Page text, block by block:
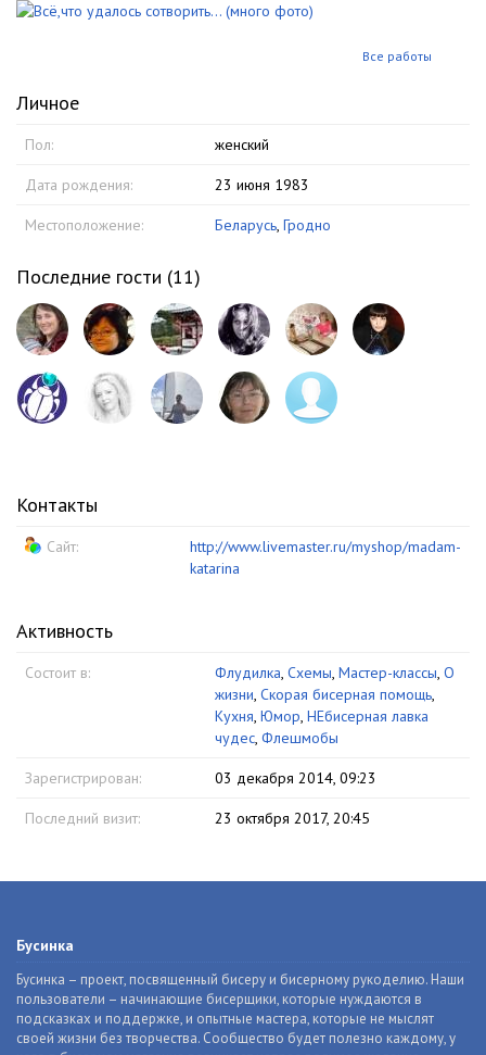
Все работы
Личное
Пол: женский
Дата рождения: 23 июня 1983
Местоположение: Беларусь, Гродно
Последние гости (11)
Контакты
Сайт:
http://www.livemaster.ru/myshop/madam-
katarina
Активность
Состоит в: Флудилка, Схемы, Мастер-классы, О
жизни, Скорая бисерная помощь,
Кухня, Юмор, НЕбисерная лавка
чудес, Флешмобы
Зарегистрирован: 03 декабря 2014, 09:23
Последний визит: 23 октября 2017, 20:45
Бусинка
Бусинка – проект, посвященный бисеру и бисерному рукоделию. Наши
пользователи – начинающие бисерщики, которые нуждаются в
подсказках и поддержке, и опытные мастера, которые не мыслят
своей жизни без творчества. Сообщество будет полезно каждому, у